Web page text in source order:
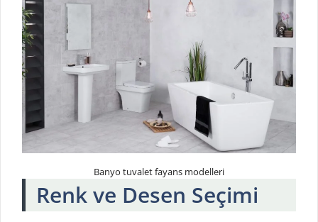
Banyo tuvalet fayans modelleri
Renk ve Desen Seçimi